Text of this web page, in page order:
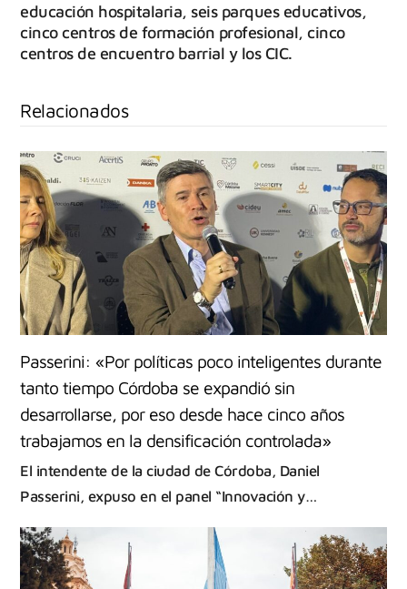
educación hospitalaria, seis parques educativos,
cinco centros de formación profesional, cinco
centros de encuentro barrial y los CIC.
Relacionados
Passerini: «Por políticas poco inteligentes durante
tanto tiempo Córdoba se expandió sin
desarrollarse, por eso desde hace cinco años
trabajamos en la densificación controlada»
El intendente de la ciudad de Córdoba, Daniel
Passerini, expuso en el panel “Innovación y…